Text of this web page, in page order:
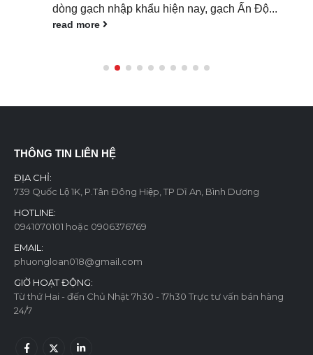
dòng gạch nhập khẩu hiện nay, gạch Ấn Độ...
read more
THÔNG TIN LIÊN HỆ
ĐỊA CHỈ:
739 Quốc Lộ 1K, P.Tân Đông Hiệp, TP Dĩ An, Bình Dương
HOTLINE:
0941070101 hoặc 0906376769
EMAIL:
phuongloan018@gmail.com
GIỜ HOẠT ĐỘNG:
Từ thứ Hai - đến Chủ Nhật 7h30 - 17h30 Trực tư vấn bán hàng
24/7